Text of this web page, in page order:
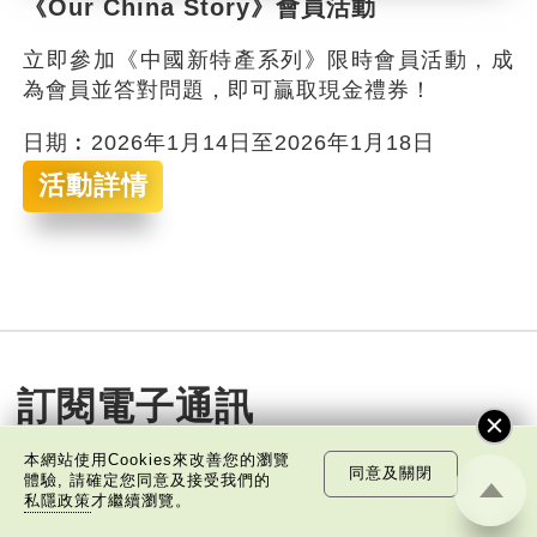
《Our China Story》會員活動
立即參加《中國新特產系列》限時會員活動，成
為會員並答對問題，即可贏取現金禮券！
日期︰2026年1月14日至2026年1月18日
活動詳情
訂閱電子通訊
免費訂閱
本網站使用Cookies來改善您的瀏覽
體驗, 請確定您同意及接受我們的
私隱政策才繼續瀏覽。
同意及關閉